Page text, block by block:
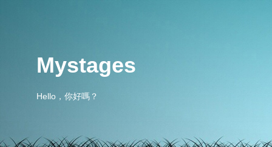
Mystages
Hello，你好嗎？